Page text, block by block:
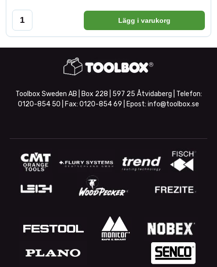
Lägg i varukorg
Toolbox Sweden AB | Box 228 | 597 25 Åtvidaberg | Telefon:
0120-854 50 | Fax: 0120-854 69 | Epost: info@toolbox.se